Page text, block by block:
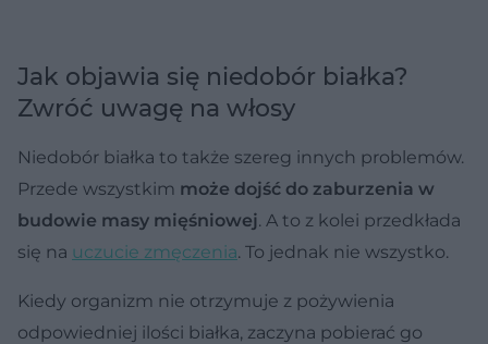
Jak objawia się niedobór białka?
Zwróć uwagę na włosy
Niedobór białka to także szereg innych problemów.
Przede wszystkim może dojść do zaburzenia w
budowie masy mięśniowej. A to z kolei przedkłada
się na uczucie zmęczenia. To jednak nie wszystko.
Kiedy organizm nie otrzymuje z pożywienia
odpowiedniej ilości białka, zaczyna pobierać go